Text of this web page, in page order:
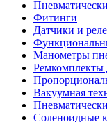
Фитинги
Датчики и реле
Манометры
Ремкомплекты
Вакуумная
Соленоидные